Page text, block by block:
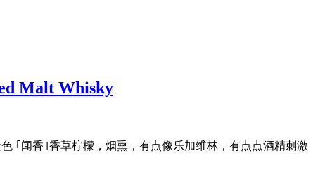
Malt Whisky
｢闻香｣香草柠檬，烟熏，有点像乐加维林，有点点酒精刺激